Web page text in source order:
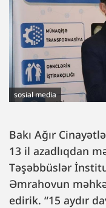
sosial media
Bakı Ağır
13 il azadlıqdan
Təşəbbüslər
Əmrahovun
edirik. “15 aydır